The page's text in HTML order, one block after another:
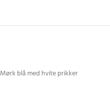
Mørk blå med hvite prikker